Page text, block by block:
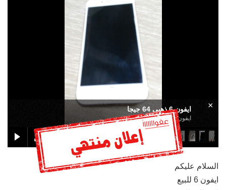
ايفون 6 ذهبي 64 جيجا
ايفون 6 ذهبي 64 جيجا
×
السلام عليكم
ايفون 6 للبيع